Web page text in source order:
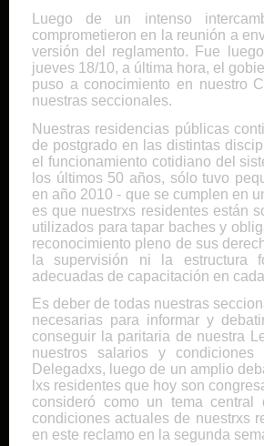
Luego de un intenso
comprometieron en la reunión a
versión del reglamento. Fue
jueves 18/10, a última hora, el
puso a conocimiento en nuestro
nuestras seccionales.
Nuestras residencias públicas
de postgrado en las distintas
el funcionamiento cotidiano del
los últimos 50 años, sólo tuvo
en año 2010 - que se cumplen en
es que nuestrxs residentes están
utilizados para tapar baches y
reconocimiento pleno de sus
la supervisión ni la estructura
adecuadas de capacitación en
Es deber de todas nuestras
necesarias para informar y
conseguir la paritaria de nuestra
nuestros salarios y
Delegadxs, luego de un amplio
lxs residentes que hoy son
consideró como un tema
condiciones actuales de nuestrxs
en este reclamo en la segunda